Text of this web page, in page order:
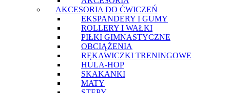
AKCESORIA DO ĆWICZEŃ
EKSPANDERY I GUMY
ROLLERY I WAŁKI
PIŁKI GIMNASTYCZNE
OBCIĄŻENIA
RĘKAWICZKI TRENINGOWE
HULA-HOP
SKAKANKI
MATY